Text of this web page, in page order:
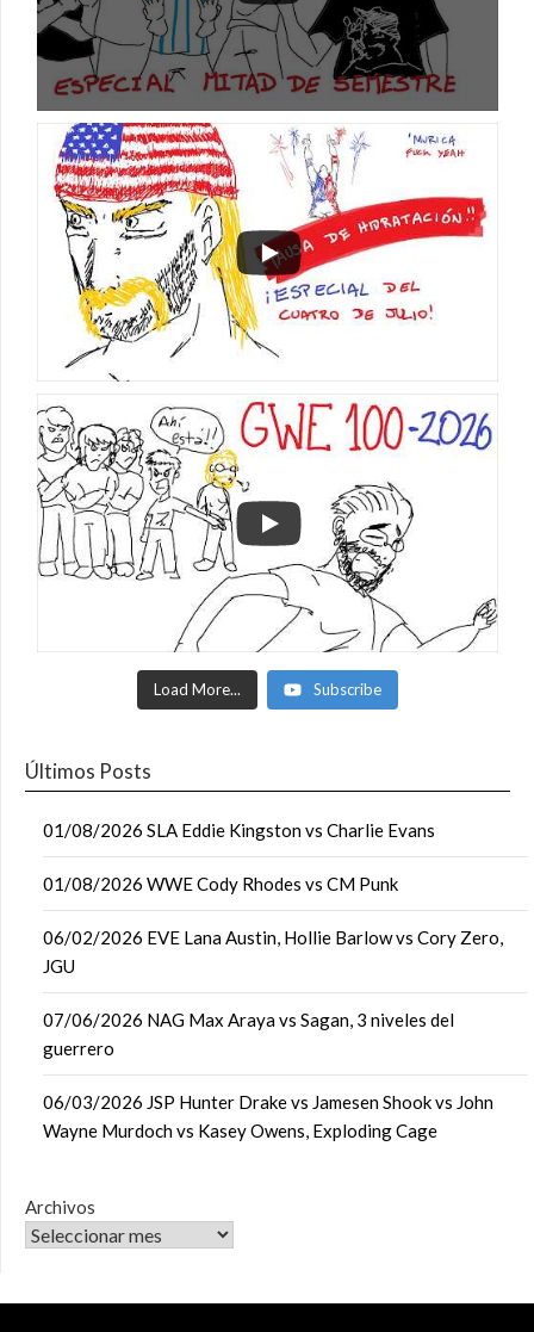
Load More... Subscribe
Últimos Posts
01/08/2026 SLA Eddie Kingston vs Charlie Evans
01/08/2026 WWE Cody Rhodes vs CM Punk
06/02/2026 EVE Lana Austin, Hollie Barlow vs Cory Zero,
JGU
07/06/2026 NAG Max Araya vs Sagan, 3 niveles del
guerrero
06/03/2026 JSP Hunter Drake vs Jamesen Shook vs John
Wayne Murdoch vs Kasey Owens, Exploding Cage
Archivos